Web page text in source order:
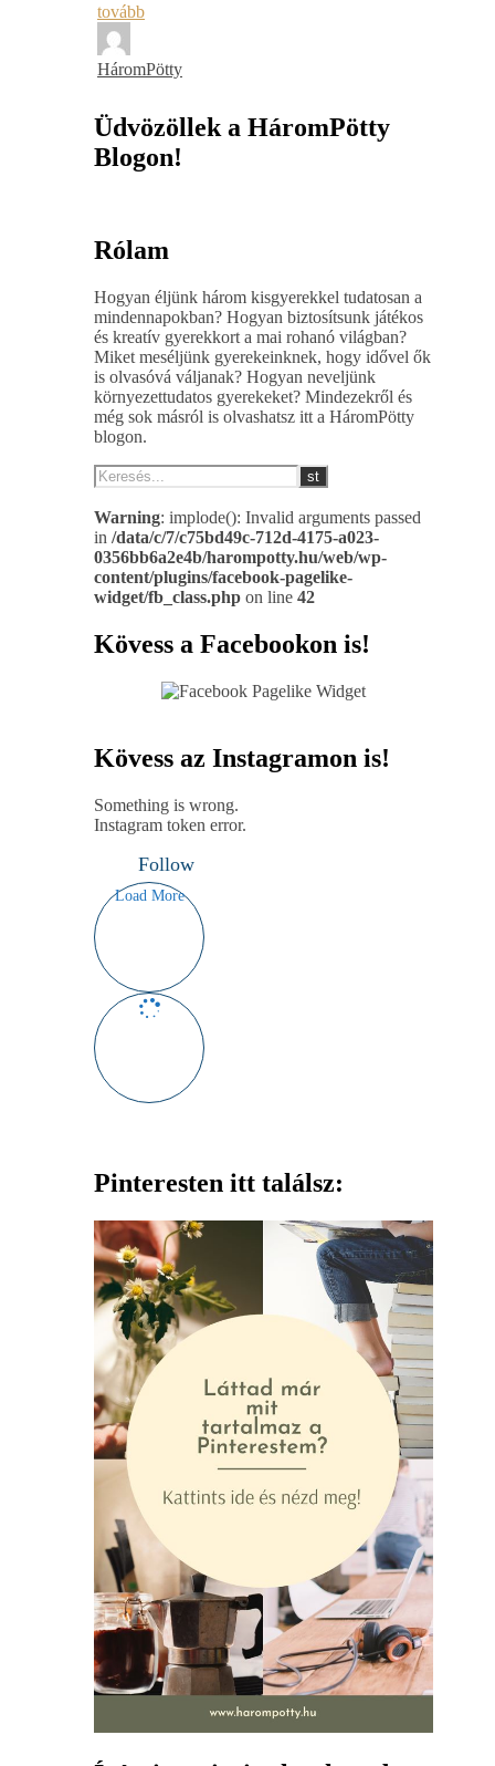
tovább
HáromPötty
Üdvözöllek a HáromPötty
Blogon!
Rólam
Hogyan éljünk három kisgyerekkel tudatosan a
mindennapokban? Hogyan biztosítsunk játékos
és kreatív gyerekkort a mai rohanó világban?
Miket meséljünk gyerekeinknek, hogy idővel ők
is olvasóvá váljanak? Hogyan neveljünk
környezettudatos gyerekeket? Mindezekről és
még sok másról is olvashatsz itt a HáromPötty
blogon.
Warning: implode(): Invalid arguments passed
in /data/c/7/c75bd49c-712d-4175-a023-
0356bb6a2e4b/harompotty.hu/web/wp-
content/plugins/facebook-pagelike-
widget/fb_class.php on line 42
Kövess a Facebookon is!
Kövess az Instagramon is!
Something is wrong.
Instagram token error.
Follow
Load More
Pinteresten itt találsz: